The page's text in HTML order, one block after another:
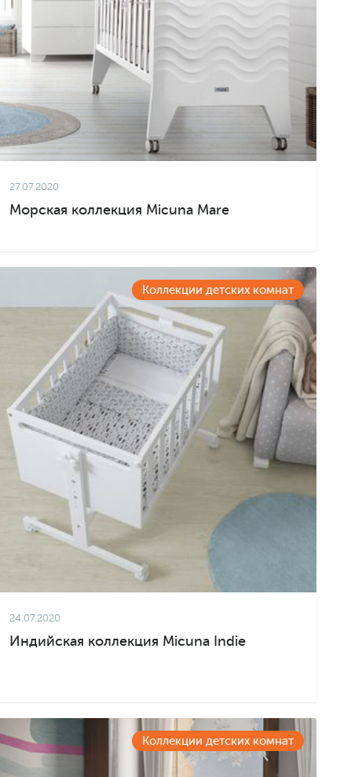
27.07.2020
Морская коллекция Micuna Mare
Коллекции детских комнат
24.07.2020
Индийская коллекция Micuna Indie
Коллекции детских комнат